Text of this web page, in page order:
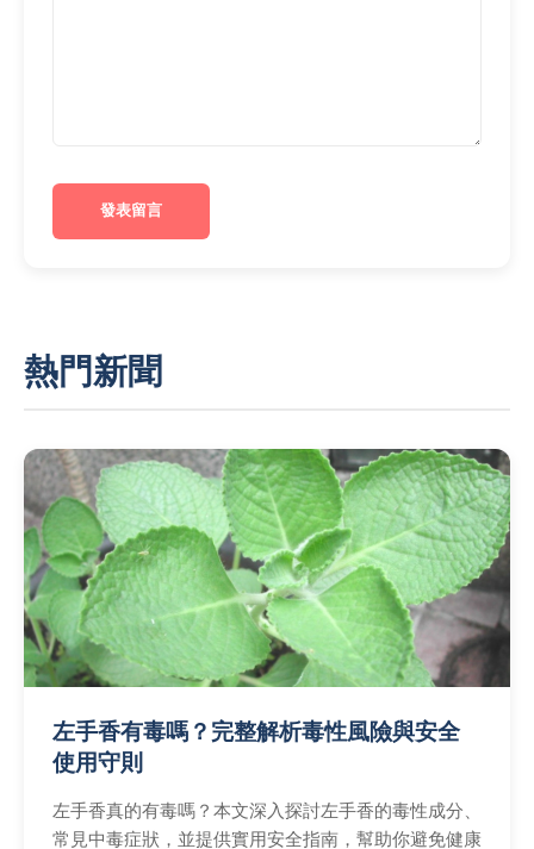
發表留言
熱門新聞
左手香有毒嗎？完整解析毒性風險與安全
使用守則
左手香真的有毒嗎？本文深入探討左手香的毒性成分、
常見中毒症狀，並提供實用安全指南，幫助你避免健康